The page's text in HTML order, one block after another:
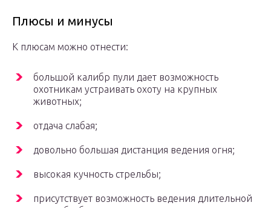
Плюсы и минусы
К плюсам можно отнести:
большой калибр пули дает возможность
охотникам устраивать охоту на крупных
животных;
отдача слабая;
довольно большая дистанция ведения огня;
высокая кучность стрельбы;
присутствует возможность ведения длительной